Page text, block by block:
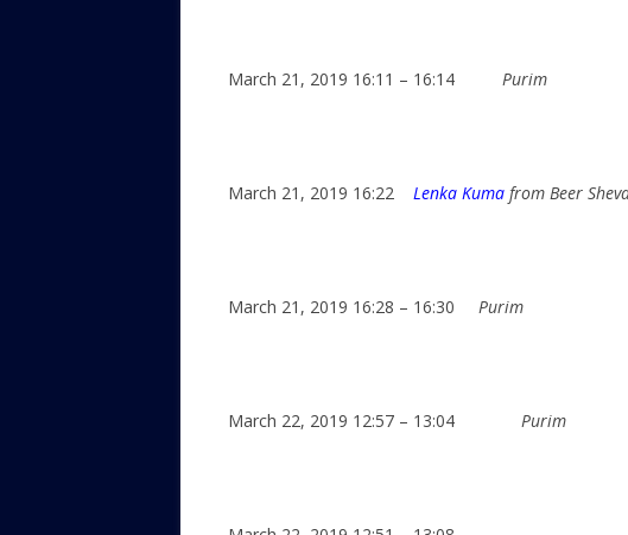
March 21, 2019 16:11 – 16:14 Purim
March 21, 2019 16:22 Lenka Kuma from Beer
March 21, 2019 16:28 – 16:30 Purim
March 22, 2019 12:57 – 13:04 Purim